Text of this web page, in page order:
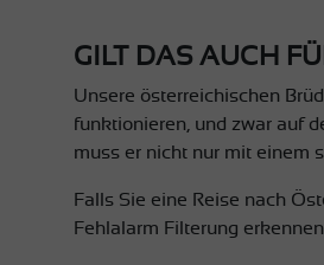
GILT DAS AUCH
Unsere österreichischen
funktionieren, und zwar auf
muss er nicht nur mit einem
Falls Sie eine Reise nach
Fehlalarm Filterung